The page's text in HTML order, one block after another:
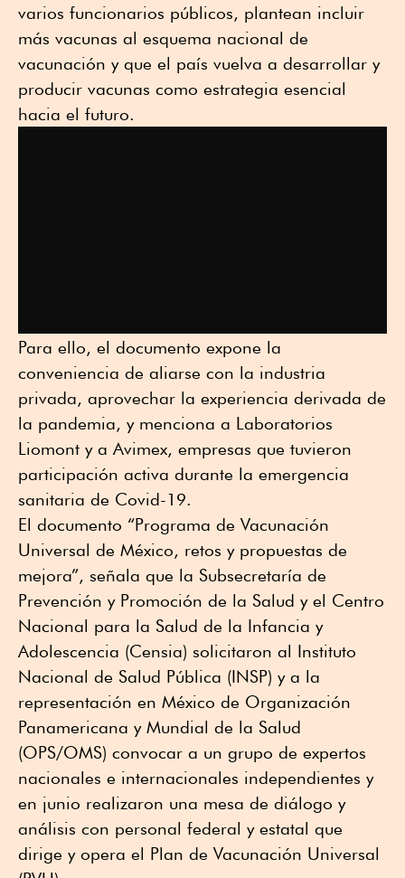
varios funcionarios públicos, plantean incluir
más vacunas al esquema nacional de
vacunación y que el país vuelva a desarrollar y
producir vacunas como estrategia esencial
hacia el futuro.
Para ello, el documento expone la
conveniencia de aliarse con la industria
privada, aprovechar la experiencia derivada de
la pandemia, y menciona a Laboratorios
Liomont y a Avimex, empresas que tuvieron
participación activa durante la emergencia
sanitaria de Covid-19.
El documento “Programa de Vacunación
Universal de México, retos y propuestas de
mejora”, señala que la Subsecretaría de
Prevención y Promoción de la Salud y el Centro
Nacional para la Salud de la Infancia y
Adolescencia (Censia) solicitaron al Instituto
Nacional de Salud Pública (INSP) y a la
representación en México de Organización
Panamericana y Mundial de la Salud
(OPS/OMS) convocar a un grupo de expertos
nacionales e internacionales independientes y
en junio realizaron una mesa de diálogo y
análisis con personal federal y estatal que
dirige y opera el Plan de Vacunación Universal